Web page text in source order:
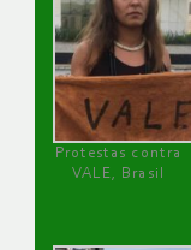
Protestas contra
VALE, Brasil